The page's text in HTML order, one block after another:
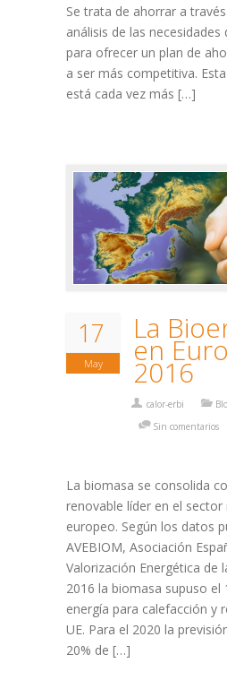
Se trata de ahorrar a
análisis de las necesidades
para ofrecer un plan de
a ser más competitiva.
está cada vez más […]
17
May
La
en
2016
calor-erbi
Sin comentarios
La biomasa se consolida
renovable líder en el sector
europeo. Según los datos
AVEBIOM, Asociación
Valorización Energética de
2016 la biomasa supuso el
energía para calefacción y
UE. Para el 2020 la
20% de […]